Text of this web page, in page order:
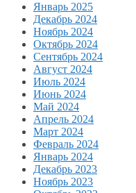
Январь 2025
Декабрь 2024
Ноябрь 2024
Октябрь 2024
Сентябрь 2024
Август 2024
Июль 2024
Июнь 2024
Май 2024
Апрель 2024
Март 2024
Февраль 2024
Январь 2024
Декабрь 2023
Ноябрь 2023